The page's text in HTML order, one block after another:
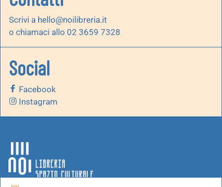
Scrivi a hello@noilibreria.it
o chiamaci allo 02 3659 7328
Social
Facebook
Instagram